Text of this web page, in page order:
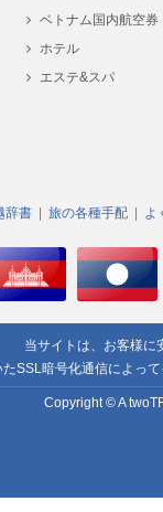
ベトナム国内航空券
ホテル
エステ&スパ
辞書 旅の各種手配 よ
当サイトは、お客様に
SSL暗号化通信によっ
Copyright © A